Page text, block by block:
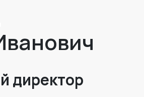
директор